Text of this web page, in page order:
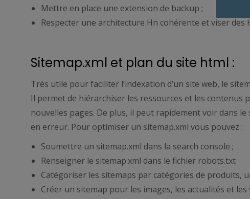
Mettre en place une extension de backup ;
Respecter une architecture Hn cohérente et viser
Sitemap.xml et plan du site html :
Très utile pour faciliter l’indexation d’un site web, le
Il permet de hiérarchiser les ressources et les contenus
nouvelles pages. De plus, il peut rapidement voir dans
en erreur. Pour optimiser un sitemap.xml vous pouvez :
Soumettre un sitemap.xml dans la search console ;
Renseigner le sitemap.xml dans le fichier robots.txt
Catégoriser les sitemaps par catégories de produits,
Créer un sitemap pour les images, les actualités et les